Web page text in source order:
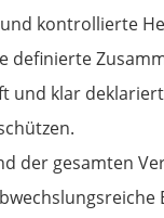
kontrollierte
und klar
der gesamten